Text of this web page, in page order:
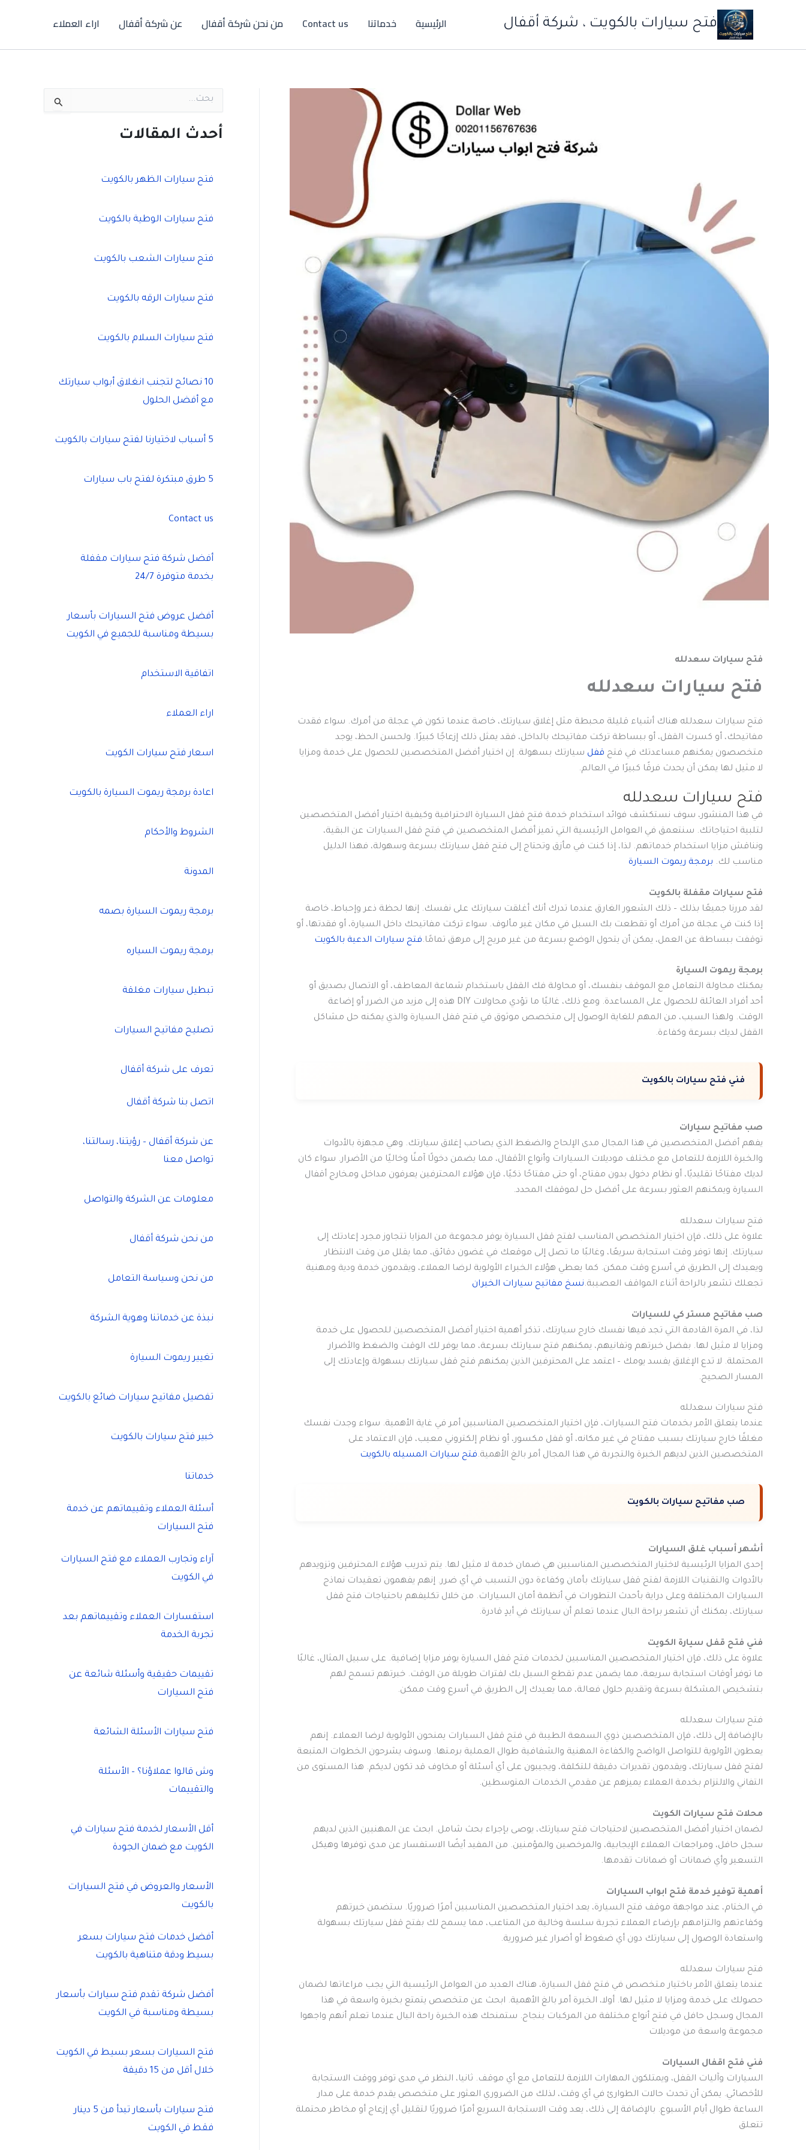
فتح سيارات بالكويت ، شركة أقفال الرئيسية خدماتنا Contact us من نحن شركة أقفال عن شركة أقفال اراء العملاء
فتح سيارات سعدلله
فتح سيارات سعدلله
فتح سيارات سعدلله هناك أشياء قليلة محبطة مثل إغلاق سيارتك، خاصة عندما تكون في عجلة من أمرك. سواء فقدت
مفاتيحك، أو كسرت القفل، أو ببساطة تركت مفاتيحك بالداخل، فقد يمثل ذلك إزعاجًا كبيرًا. ولحسن الحظ، يوجد
متخصصون يمكنهم مساعدتك في فتح قفل سيارتك بسهولة. إن اختيار أفضل المتخصصين للحصول على خدمة ومزايا
لا مثيل لها يمكن أن يحدث فرقًا كبيرًا في العالم.
فتح سيارات سعدلله
في هذا المنشور، سوف نستكشف فوائد استخدام خدمة فتح قفل السيارة الاحترافية وكيفية اختيار أفضل المتخصصين
لتلبية احتياجاتك. سنتعمق في العوامل الرئيسية التي تميز أفضل المتخصصين في فتح قفل السيارات عن البقية،
ونناقش مزايا استخدام خدماتهم. لذا، إذا كنت في مأزق وتحتاج إلى فتح قفل سيارتك بسرعة وسهولة، فهذا الدليل
مناسب لك. برمجة ريموت السيارة
فتح سيارات مقفلة بالكويت
لقد مررنا جميعًا بذلك – ذلك الشعور الغارق عندما تدرك أنك أغلقت سيارتك على نفسك. إنها لحظة ذعر وإحباط، خاصة
إذا كنت في عجلة من أمرك أو تقطعت بك السبل في مكان غير مألوف. سواء تركت مفاتيحك داخل السيارة، أو فقدتها، أو
توقفت ببساطة عن العمل، يمكن أن يتحول الوضع بسرعة من غير مريح إلى مرهق تمامًا.فتح سيارات الدعية بالكويت
برمجة ريموت السيارة
يمكنك محاولة التعامل مع الموقف بنفسك، أو محاولة فك القفل باستخدام شماعة المعاطف، أو الاتصال بصديق أو
أحد أفراد العائلة للحصول على المساعدة. ومع ذلك، غالبًا ما تؤدي محاولات DIY هذه إلى مزيد من الضرر أو إضاعة
الوقت. ولهذا السبب، من المهم للغاية الوصول إلى متخصص موثوق في فتح قفل السيارة والذي يمكنه حل مشاكل
القفل لديك بسرعة وكفاءة.
فني فتح سيارات بالكويت
صب مفاتيح سيارات
يفهم أفضل المتخصصين في هذا المجال مدى الإلحاح والضغط الذي يصاحب إغلاق سيارتك. وهي مجهزة بالأدوات
والخبرة اللازمة للتعامل مع مختلف موديلات السيارات وأنواع الأقفال، مما يضمن دخولًا آمنًا وخاليًا من الأضرار. سواء كان
لديك مفتاحًا تقليديًا، أو نظام دخول بدون مفتاح، أو حتى مفتاحًا ذكيًا، فإن هؤلاء المحترفين يعرفون مداخل ومخارج أقفال
السيارة ويمكنهم العثور بسرعة على أفضل حل لموقفك المحدد.
فتح سيارات سعدلله
علاوة على ذلك، فإن اختيار المتخصص المناسب لفتح قفل السيارة يوفر مجموعة من المزايا تتجاوز مجرد إعادتك إلى
سيارتك. إنها توفر وقت استجابة سريعًا، وغالبًا ما تصل إلى موقعك في غضون دقائق، مما يقلل من وقت الانتظار
ويعيدك إلى الطريق في أسرع وقت ممكن. كما يعطي هؤلاء الخبراء الأولوية لرضا العملاء، ويقدمون خدمة ودية ومهنية
تجعلك تشعر بالراحة أثناء المواقف العصيبة.نسخ مفاتيح سيارات الخيران
صب مفاتيح مستر كي للسيارات
لذا، في المرة القادمة التي تجد فيها نفسك خارج سيارتك، تذكر أهمية اختيار أفضل المتخصصين للحصول على خدمة
ومزايا لا مثيل لها. بفضل خبرتهم وتفانيهم، يمكنهم فتح سيارتك بسرعة، مما يوفر لك الوقت والضغط والأضرار
المحتملة. لا تدع الإغلاق يفسد يومك – اعتمد على المحترفين الذين يمكنهم فتح قفل سيارتك بسهولة وإعادتك إلى
المسار الصحيح.
فتح سيارات سعدلله
عندما يتعلق الأمر بخدمات فتح السيارات، فإن اختيار المتخصصين المناسبين أمر في غاية الأهمية. سواء وجدت نفسك
مغلقًا خارج سيارتك بسبب مفتاح في غير مكانه، أو قفل مكسور، أو نظام إلكتروني معيب، فإن الاعتماد على
المتخصصين الذين لديهم الخبرة والتجربة في هذا المجال أمر بالغ الأهمية.فتح سيارات المسيله بالكويت
صب مفاتيح سيارات بالكويت
أشهر أسباب غلق السيارات
إحدى المزايا الرئيسية لاختيار المتخصصين المناسبين هي ضمان خدمة لا مثيل لها. يتم تدريب هؤلاء المحترفين وتزويدهم
بالأدوات والتقنيات اللازمة لفتح قفل سيارتك بأمان وكفاءة دون التسبب في أي ضرر. إنهم يفهمون تعقيدات نماذج
السيارات المختلفة وعلى دراية بأحدث التطورات في أنظمة أمان السيارات. من خلال تكليفهم باحتياجات فتح قفل
سيارتك، يمكنك أن تشعر براحة البال عندما تعلم أن سيارتك في أيدٍ قادرة.
فني فتح قفل سيارة الكويت
علاوة على ذلك، فإن اختيار المتخصصين المناسبين لخدمات فتح قفل السيارة يوفر مزايا إضافية. على سبيل المثال، غالبًا
ما توفر أوقات استجابة سريعة، مما يضمن عدم تقطع السبل بك لفترات طويلة من الوقت. خبرتهم تسمح لهم
بتشخيص المشكلة بسرعة وتقديم حلول فعالة، مما يعيدك إلى الطريق في أسرع وقت ممكن.
فتح سيارات سعدلله
بالإضافة إلى ذلك، فإن المتخصصين ذوي السمعة الطيبة في فتح قفل السيارات يمنحون الأولوية لرضا العملاء. إنهم
يعطون الأولوية للتواصل الواضح والكفاءة المهنية والشفافية طوال العملية برمتها. وسوف يشرحون الخطوات المتبعة
لفتح قفل سيارتك، ويقدمون تقديرات دقيقة للتكلفة، ويجيبون على أي أسئلة أو مخاوف قد تكون لديكم. هذا المستوى من
التفاني والالتزام بخدمة العملاء يميزهم عن مقدمي الخدمات المتوسطين.
محلات فتح سيارات الكويت
لضمان اختيار أفضل المتخصصين لاحتياجات فتح سيارتك، يوصى بإجراء بحث شامل. ابحث عن المهنيين الذين لديهم
سجل حافل، ومراجعات العملاء الإيجابية، والمرخصين والمؤمنين. من المفيد أيضًا الاستفسار عن مدى توفرها وهيكل
التسعير وأي ضمانات أو ضمانات تقدمها.
أهمية توفير خدمة فتح ابواب السيارات
في الختام، عند مواجهة موقف فتح السيارة، يعد اختيار المتخصصين المناسبين أمرًا ضروريًا. ستضمن خبرتهم
وكفاءتهم والتزامهم بإرضاء العملاء تجربة سلسة وخالية من المتاعب، مما يسمح لك بفتح قفل سيارتك بسهولة
واستعادة الوصول إلى سيارتك دون أي ضغوط أو أضرار غير ضرورية.
فتح سيارات سعدلله
عندما يتعلق الأمر باختيار متخصص في فتح قفل السيارة، هناك العديد من العوامل الرئيسية التي يجب مراعاتها لضمان
حصولك على خدمة ومزايا لا مثيل لها. أولا، الخبرة أمر بالغ الأهمية. ابحث عن متخصص يتمتع بخبرة واسعة في هذا
المجال وسجل حافل في فتح أنواع مختلفة من المركبات بنجاح. ستمنحك هذه الخبرة راحة البال عندما تعلم أنهم واجهوا
مجموعة واسعة من موديلات
فني فتح اقفال السيارات
السيارات وآليات القفل، ويمتلكون المهارات اللازمة للتعامل مع أي موقف. ثانيا، النظر في مدى توفر ووقت الاستجابة
للأخصائي. يمكن أن تحدث حالات الطوارئ في أي وقت، لذلك من الضروري العثور على متخصص يقدم خدمة على مدار
الساعة طوال أيام الأسبوع. بالإضافة إلى ذلك، يعد وقت الاستجابة السريع أمرًا ضروريًا لتقليل أي إزعاج أو مخاطر محتملة
تتعلق
حأحدث المقالات
فتح سيارات الظهر بالكويت
فتح سيارات الوطية بالكويت
فتح سيارات الشعب بالكويت
فتح سيارات الرقه بالكويت
فتح سيارات السلام بالكويت
10 نصائح لتجنب انغلاق أبواب سيارتك
مع أفضل الحلول
5 أسباب لاختيارنا لفتح سيارات بالكويت
5 طرق مبتكرة لفتح باب سيارات
Contact us
أفضل شركة فتح سيارات مقفلة
بخدمة متوفرة 24/7
أفضل عروض فتح السيارات بأسعار
بسيطة ومناسبة للجميع في الكويت
اتفاقية الاستخدام
اراء العملاء
اسعار فتح سيارات الكويت
اعادة برمجة ريموت السيارة بالكويت
الشروط والأحكام
المدونة
برمجة ريموت السيارة بصمه
برمجة ريموت السياره
تبطيل سيارات مغلقة
تصليح مفاتيح السيارات
تعرف على شركة أقفال
اتصل بنا شركة أقفال
عن شركة أقفال – رؤيتنا، رسالتنا،
تواصل معنا
معلومات عن الشركة والتواصل
من نحن شركة أقفال
من نحن وسياسة التعامل
نبذة عن خدماتنا وهوية الشركة
تغيير ريموت السيارة
تفصيل مفاتيح سيارات ضائع بالكويت
خبير فتح سيارات بالكويت
خدماتنا
أسئلة العملاء وتقييماتهم عن خدمة
فتح السيارات
آراء وتجارب العملاء مع فتح السيارات
في الكويت
استفسارات العملاء وتقييماتهم بعد
تجربة الخدمة
تقييمات حقيقية وأسئلة شائعة عن
فتح السيارات
فتح سيارات الأسئلة الشائعة
وش قالوا عملاؤنا؟ – الأسئلة
والتقييمات
أقل الأسعار لخدمة فتح سيارات في
الكويت مع ضمان الجودة
الأسعار والعروض في فتح السيارات
بالكويت
أفضل خدمات فتح سيارات بسعر
بسيط ودقة متناهية بالكويت
أفضل شركة تقدم فتح سيارات بأسعار
بسيطة ومناسبة في الكويت
فتح السيارات بسعر بسيط في الكويت
خلال أقل من 15 دقيقة
فتح سيارات بأسعار تبدأ من 5 دينار
فقط في الكويت